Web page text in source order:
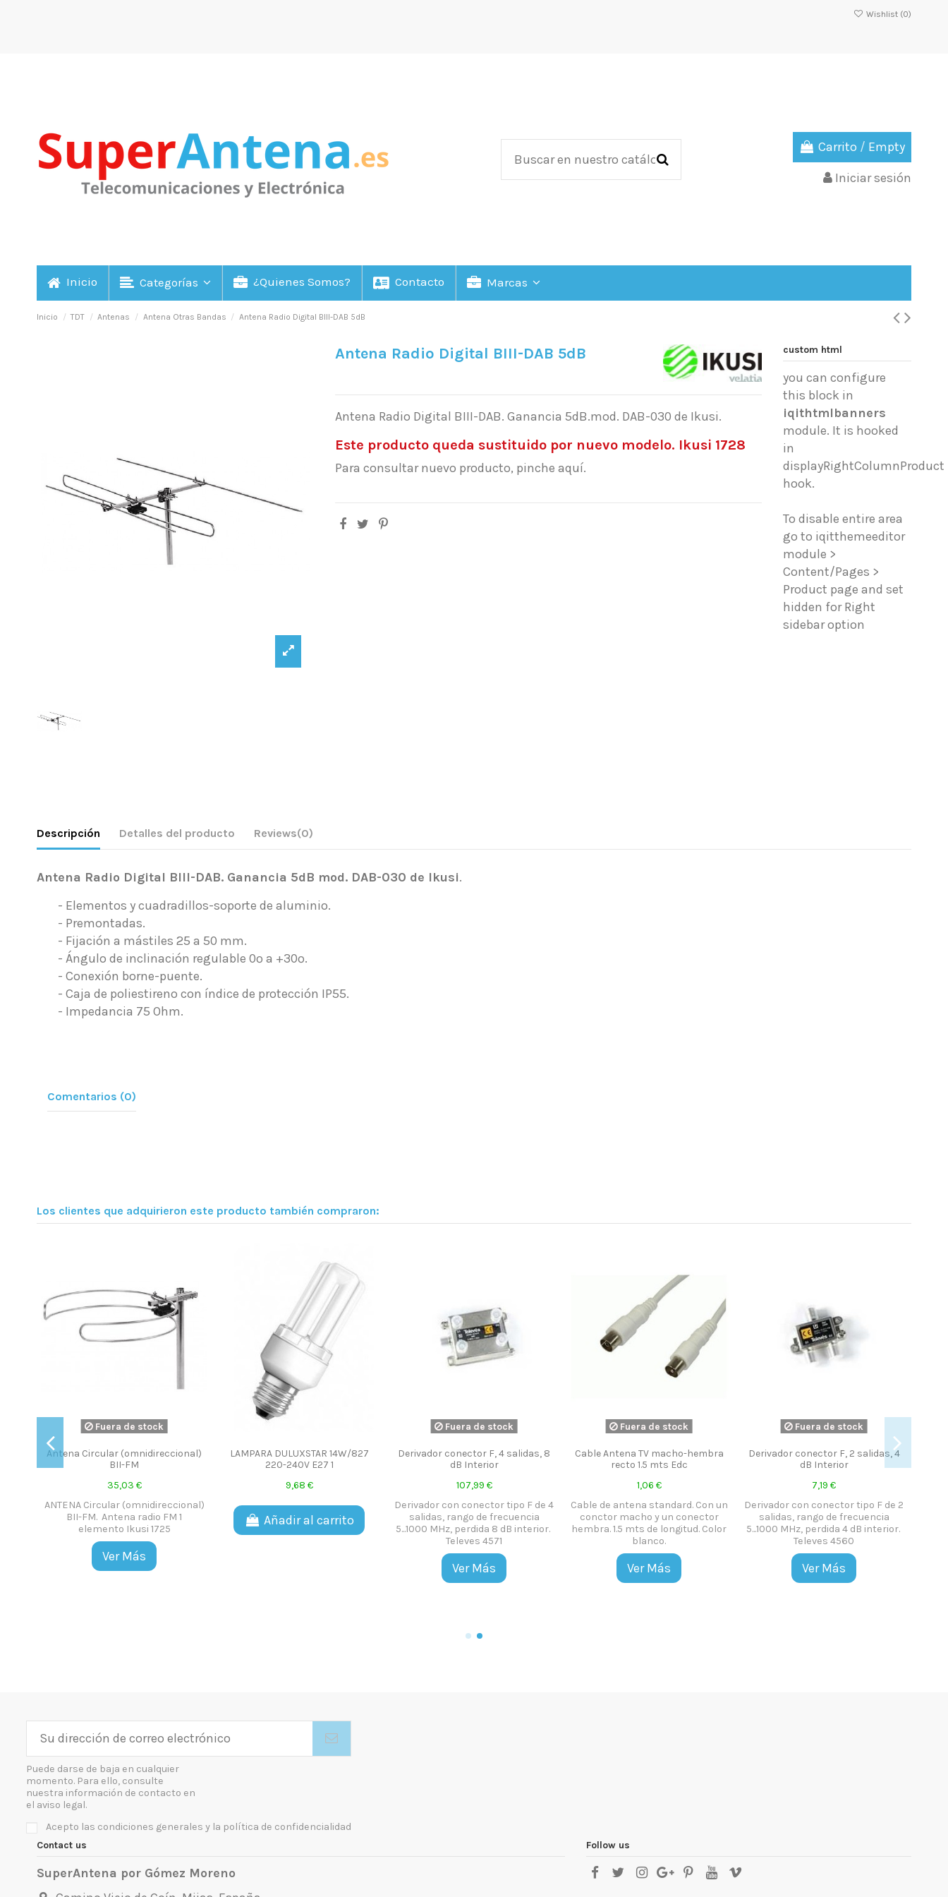
Wishlist (0)
Carrito / Empty
Iniciar sesión
Inicio Categorías ¿Quienes Somos? Contacto Marcas
Inicio TDT Antenas Antena Otras Bandas Antena Radio Digital BIII-DAB 5dB
Antena Radio Digital BIII-DAB 5dB
Antena Radio Digital BIII-DAB. Ganancia 5dB.mod. DAB-030 de Ikusi.
Este producto queda sustituido por nuevo modelo. Ikusi 1728
Para consultar nuevo producto, pinche aquí.
custom html
you can configure
this block in
iqithtmlbanners
module. It is hooked
in
displayRightColumnProduct
hook.
To disable entire area
go to iqitthemeeditor
module >
Content/Pages >
Product page and set
hidden for Right
sidebar option
Descripción Detalles del producto Reviews(0)
Antena Radio Digital BIII-DAB. Ganancia 5dB mod. DAB-030 de Ikusi.
- Elementos y cuadradillos-soporte de aluminio.
- Premontadas.
- Fijación a mástiles 25 a 50 mm.
- Ángulo de inclinación regulable 0º a +30º.
- Conexión borne-puente.
- Caja de poliestireno con índice de protección IP55.
- Impedancia 75 Ohm.
Comentarios (0)
Los clientes que adquirieron este producto también compraron:
Fuera de stock
Antena Circular (omnidireccional)
BII-FM
35,03 €
ANTENA Circular (omnidireccional)
BII-FM. Antena radio FM 1
elemento Ikusi 1725
Ver Más
LAMPARA DULUXSTAR 14W/827
220-240V E27 1
9,68 €
Añadir al carrito
Fuera de stock
Derivador conector F, 4 salidas, 8
dB Interior
107,99 €
Derivador con conector tipo F de 4
salidas, rango de frecuencia
5...1000 MHz, perdida 8 dB interior.
Televes 4571
Ver Más
Fuera de stock
Cable Antena TV macho-hembra
recto 1.5 mts Edc
1,06 €
Cable de antena standard. Con un
conctor macho y un conector
hembra. 1.5 mts de longitud. Color
blanco.
Ver Más
Fuera de stock
Derivador conector F, 2 salidas, 4
dB Interior
7,19 €
Derivador con conector tipo F de 2
salidas, rango de frecuencia
5...1000 MHz, perdida 4 dB interior.
Televes 4560
Ver Más
Puede darse de baja en cualquier
momento. Para ello, consulte
nuestra información de contacto en
el aviso legal.
Acepto las condiciones generales y la política de confidencialidad
Contact us
SuperAntena por Gómez Moreno
Follow us